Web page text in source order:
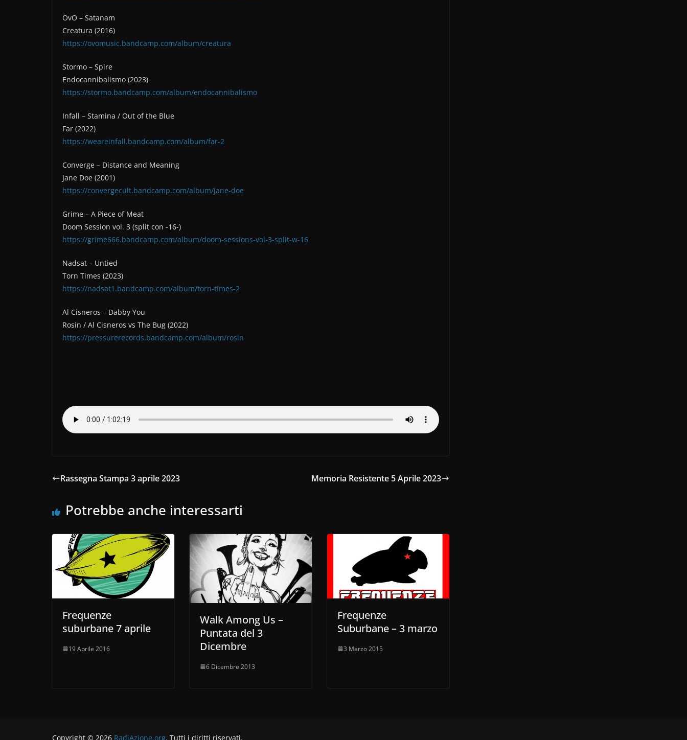
OvO – Satanam
Creatura (2016)
https://ovomusic.bandcamp.com/album/creatura
Stormo – Spire
Endocannibalismo (2023)
https://stormo.bandcamp.com/album/endocannibalismo
Infall – Stamina / Out of the Blue
Far (2022)
https://weareinfall.bandcamp.com/album/far-2
Converge – Distance and Meaning
Jane Doe (2001)
https://convergecult.bandcamp.com/album/jane-doe
Grime – A Piece of Meat
Doom Session vol. 3 (split con -16-)
https://grime666.bandcamp.com/album/doom-sessions-vol-3-split-w-16
Nadsat – Untied
Torn Times (2023)
https://nadsat1.bandcamp.com/album/torn-times-2
Al Cisneros – Dabby You
Rosin / Al Cisneros vs The Bug (2022)
https://pressurerecords.bandcamp.com/album/rosin
Rassegna Stampa 3 aprile 2023 Memoria Resistente 5 Aprile 2023
Potrebbe anche interessarti
Frequenze
suburbane 7 aprile
19 Aprile 2016
Walk Among Us –
Puntata del 3
Dicembre
6 Dicembre 2013
Frequenze
Suburbane – 3 marzo
3 Marzo 2015
Copyright © 2026 RadiAzione.org. Tutti i diritti riservati.